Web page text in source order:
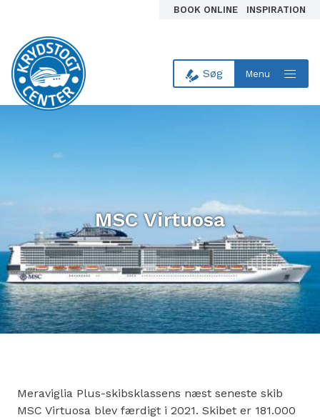
BOOK ONLINE INSPIRATION
Til forsiden
Søg Menu
MSC Virtuosa
Meraviglia Plus-skibsklassens næst seneste skib
MSC Virtuosa blev færdigt i 2021. Skibet er 181.000